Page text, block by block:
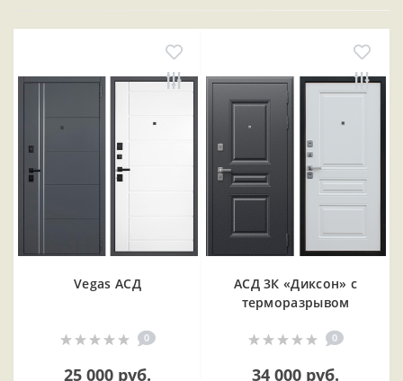
Vegas АСД
0
25 000 руб.
АСД 3К «Диксон» с
терморазрывом
0
34 000 руб.